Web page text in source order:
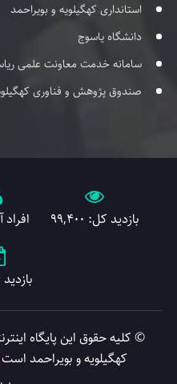
استانداری کهگیلویه و بویراحمد
دانشگاه یاسوج
سامانه خدمت معاونت علمی
صندوق پژوهش و فناوری
بازدید کل: 99,400 افراد
بازدید
© کلیه حقوق این پایگاه
کهگیلویه و بویراحمد است